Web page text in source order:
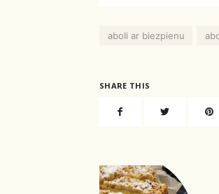
aboli ar biezpienu
SHARE THIS